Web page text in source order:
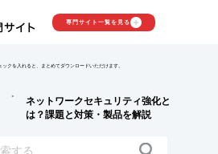
専門サイト一覧を見る
クを入れると、まとめてダウンロードいただけます。
>
ネットワークセキュリティ強化と
は？課題と対策・製品を解説